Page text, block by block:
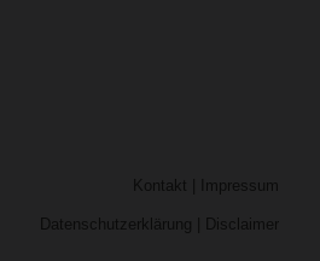
Kontakt Impressum
Datenschutzerklärung Disclaimer